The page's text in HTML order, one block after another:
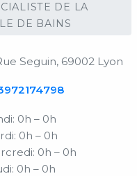
DE LA
DE BAINS
Seguin, 69002 Lyon
0h – 0h
0h – 0h
0h – 0h
0h – 0h